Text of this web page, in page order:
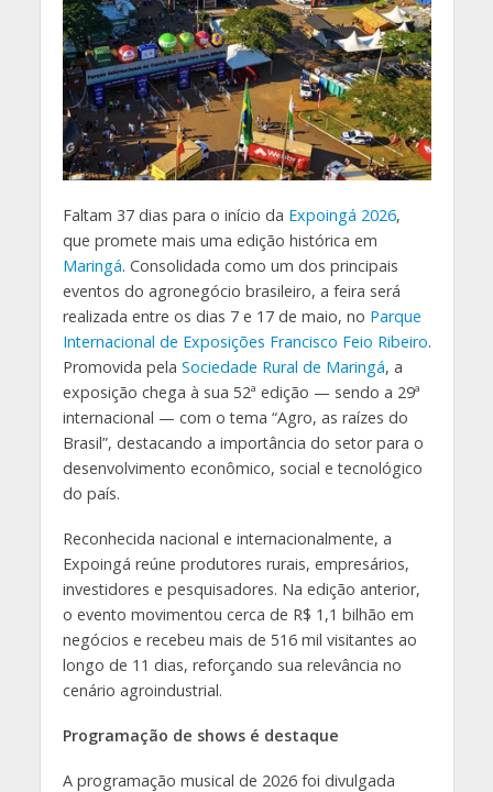
Faltam 37 dias para o início da Expoingá 2026,
que promete mais uma edição histórica em
Maringá. Consolidada como um dos principais
eventos do agronegócio brasileiro, a feira será
realizada entre os dias 7 e 17 de maio, no Parque
Internacional de Exposições Francisco Feio Ribeiro.
Promovida pela Sociedade Rural de Maringá, a
exposição chega à sua 52ª edição — sendo a 29ª
internacional — com o tema “Agro, as raízes do
Brasil”, destacando a importância do setor para o
desenvolvimento econômico, social e tecnológico
do país.
Reconhecida nacional e internacionalmente, a
Expoingá reúne produtores rurais, empresários,
investidores e pesquisadores. Na edição anterior,
o evento movimentou cerca de R$ 1,1 bilhão em
negócios e recebeu mais de 516 mil visitantes ao
longo de 11 dias, reforçando sua relevância no
cenário agroindustrial.
Programação de shows é destaque
A programação musical de 2026 foi divulgada